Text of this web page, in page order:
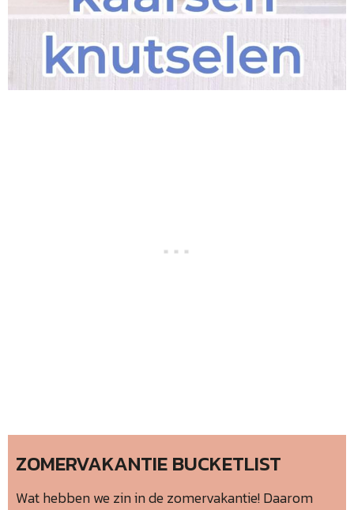
ZOMERVAKANTIE BUCKETLIST
Wat hebben we zin in de zomervakantie! Daarom